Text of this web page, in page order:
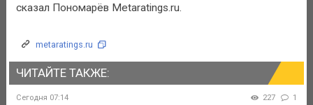
сказал Пономарёв Metaratings.ru.
metaratings.ru
ЧИТАЙТЕ ТАКЖЕ:
Сегодня 07:14 227 1